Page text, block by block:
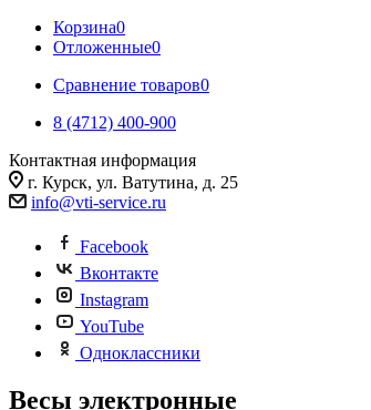
Корзина0
Отложенные0
Сравнение товаров0
8 (4712) 400-900
Контактная информация
г. Курск, ул. Ватутина, д. 25
info@vti-service.ru
Facebook
Вконтакте
Instagram
YouTube
Одноклассники
Весы электронные